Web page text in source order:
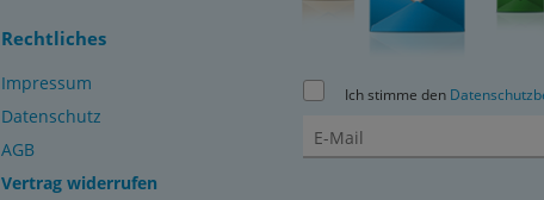
Rechtliches
Impressum
Datenschutz
AGB
Vertrag widerrufen
Ich stimme den